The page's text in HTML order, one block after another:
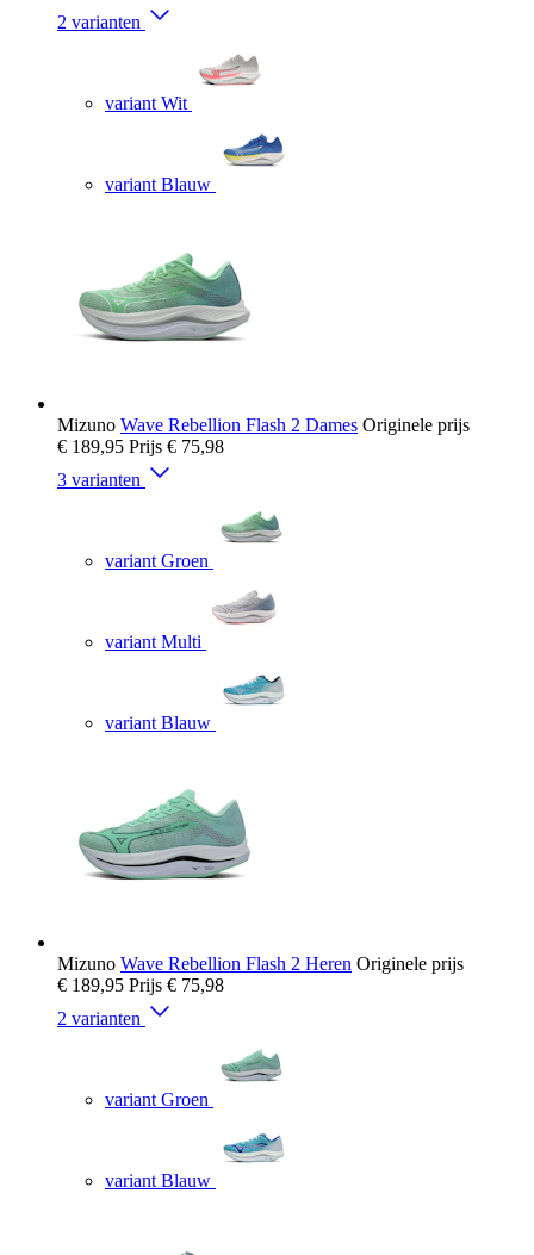
2 varianten
variant Wit
variant Blauw
Mizuno Wave Rebellion Flash 2 Dames Originele prijs
€ 189,95 Prijs € 75,98
3 varianten
variant Groen
variant Multi
variant Blauw
Mizuno Wave Rebellion Flash 2 Heren Originele prijs
€ 189,95 Prijs € 75,98
2 varianten
variant Groen
variant Blauw